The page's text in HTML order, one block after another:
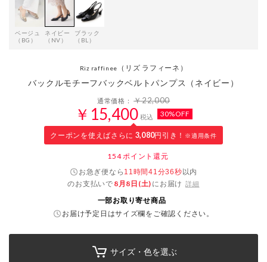
ベージュ
（BG）
ネイビー
（NV）
ブラック
（BL）
Riz raffinee （リズ ラフィーネ）
バックルモチーフバックベルトパンプス（ネイビー）
通常価格：￥22,000
￥15,400 税込 30%OFF
クーポンを使えばさらに 3,080円引き！ ※適用条件
154ポイント還元
お急ぎ便なら 11時間41分35秒以内
のお支払いで 8月8日(土) にお届け 詳細
一部お取り寄せ商品
お届け予定日はサイズ欄をご確認ください。
サイズ・色を選ぶ